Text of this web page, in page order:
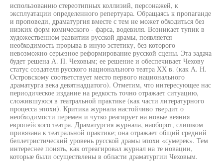
использованию стереотипных коллизий, персонажей, к
эксплуатации определенного репертуара. Обращаясь к пропаганде
и проповеди, драматургия вместе с тем не может обходиться без
низких форм комического - фарса, водевиля. Возникает тупик в
художественном развитии русской драмы, появляется
необходимость прорыва в иную эстетику, без которого
невозможно серьезное реформирование русской сцены. Эта задача
будет решена А. П. Чеховым; ее решение и обеспечивает Чехову
статус создателя русского национального театра XX в. (как А. Н.
Островскому соответствует место первого национального
драматурга века девятнадцатого). Отметим, что интересующее нас
периодическое издание на редкость точно отражает ситуацию,
сложившуюся в театральной практике (как части литературного
процесса эпохи). Критика журнала настойчиво твердит о
необходимости перемен и чутко реагирует на новые веяния
европейского театра. Драматургия журнала, наоборот, слишком
привязана к театральной практике; она отражает общий средний
беллетристический уровень русской драмы эпохи «сумерек». Тем
интереснее понять, как отреагировал журнал на те новации,
которые были осуществлены в области драматургии Чеховым.